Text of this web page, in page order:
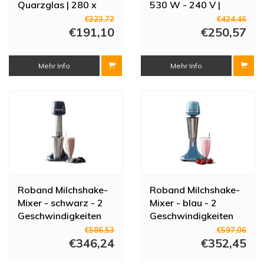
Quarzglas | 280 x
€323,72
€191,10
Mehr Info
530 W - 240 V |
€424,46
€250,57
Mehr Info
Roband Milchshake-
Mixer - schwarz - 2
Geschwindigkeiten
€586,53
€346,24
Roband Milchshake-
Mixer - blau - 2
Geschwindigkeiten
€597,06
€352,45